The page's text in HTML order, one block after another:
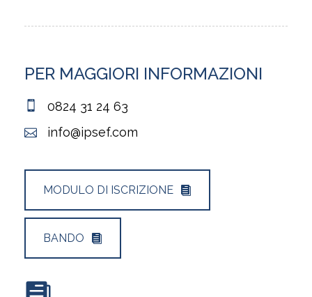
PER MAGGIORI INFORMAZIONI
0824 31 24 63
info@ipsef.com
MODULO DI ISCRIZIONE
BANDO